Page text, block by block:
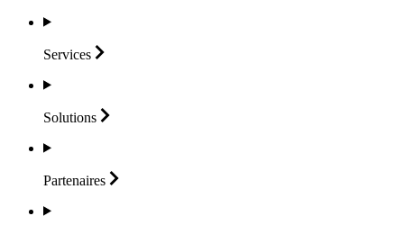
Services
Solutions
Partenaires